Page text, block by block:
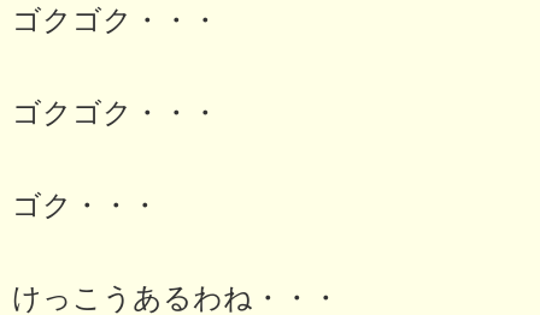
ゴクゴク・・・
ゴクゴク・・・
ゴク・・・
けっこうあるわね・・・